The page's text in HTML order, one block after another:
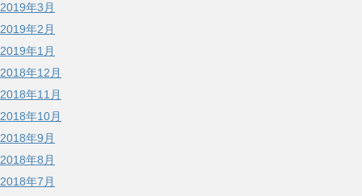
2019年3月
2019年2月
2019年1月
2018年12月
2018年11月
2018年10月
2018年9月
2018年8月
2018年7月